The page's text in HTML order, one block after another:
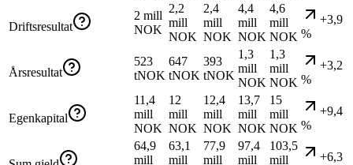
Driftsresultat
2 mill
NOK
2,2
mill
NOK
2,4
mill
NOK
4,4
mill
NOK
4,6
mill
NOK
+3,9
%
Årsresultat
523
tNOK
647
tNOK
393
tNOK
1,3
mill
NOK
1,3
mill
NOK
+3,2
%
Egenkapital
11,4
mill
NOK
12
mill
NOK
12,4
mill
NOK
13,7
mill
NOK
15
mill
NOK
+9,4
%
64,9
mill
63,1
mill
77,9
mill
97,4
mill
103,5
mill
+6,3